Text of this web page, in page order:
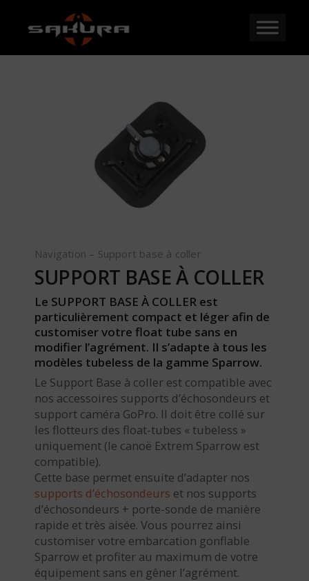
Navigation – Support base à coller
SUPPORT BASE À COLLER
Le SUPPORT BASE À COLLER est
particulièrement compact et léger afin de
customiser votre float tube sans en
modifier l’agrément. Il s’adapte à tous les
modèles tubeless de la gamme Sparrow.
Le Support Base à coller est compatible avec
nos accessoires supports d’échosondeurs et
support caméra GoPro. Il doit être collé sur
les flotteurs des float-tubes « tubeless »
uniquement (le canoë Extrem Sparrow est
compatible).
Cette base permet ensuite d’adapter nos
supports d’échosondeurs et nos supports
d’échosondeurs + porte-sonde de manière
rapide et très aisée. Vous pourrez ainsi
customiser votre embarcation gonflable
Sparrow et profiter au maximum de votre
équipement sans en gêner l’agrément.